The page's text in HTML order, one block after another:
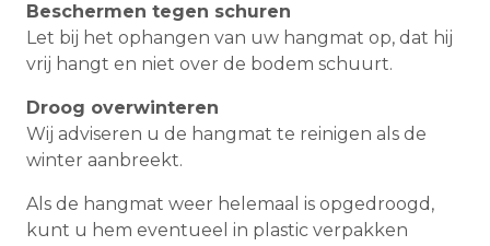
Beschermen tegen schuren
Let bij het ophangen van uw hangmat op, dat hij
vrij hangt en niet over de bodem schuurt.
Droog overwinteren
Wij adviseren u de hangmat te reinigen als de
winter aanbreekt.
Als de hangmat weer helemaal is opgedroogd,
kunt u hem eventueel in plastic verpakken